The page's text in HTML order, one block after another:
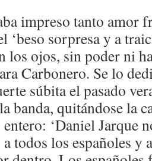
impreso tanto amor
‘beso sorpresa y a
los ojos, sin poder ni
Carbonero. Se lo
súbita el pasado
banda, quitándose la
‘Daniel Jarque
todos los españoles y